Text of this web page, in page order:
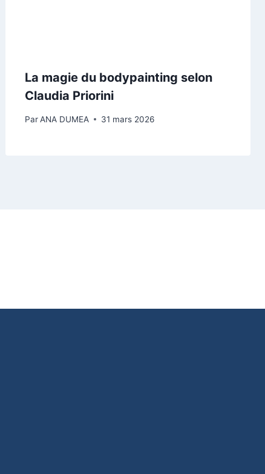
La magie du bodypainting selon
Claudia Priorini
Par ANA DUMEA 31 mars 2026